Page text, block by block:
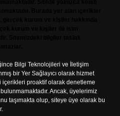
Bilgi Teknolojileri ve İletişim
bir Yer Sağlayıcı olarak hizmet
proaktif olarak denetleme
Ancak, üyelerimiz
taşımakta olup, siteye üye olarak bu